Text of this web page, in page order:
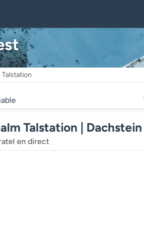
Talstation |
en direct